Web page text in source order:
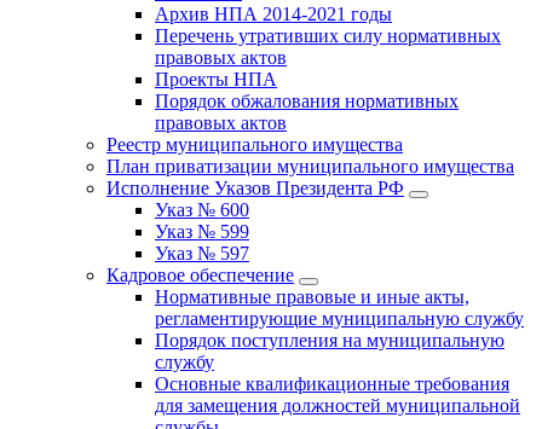
Архив НПА 2014-2021 годы
Перечень утративших силу нормативных
правовых актов
Проекты НПА
Порядок обжалования нормативных
правовых актов
Реестр муниципального имущества
План приватизации муниципального имущества
Исполнение Указов Президента РФ
Указ № 600
Указ № 599
Указ № 597
Кадровое обеспечение
Нормативные правовые и иные акты,
регламентирующие муниципальную службу
Порядок поступления на муниципальную
службу
Основные квалификационные требования
для замещения должностей муниципальной